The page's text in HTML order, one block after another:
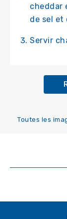
cheddar
de sel et
Servir
Toutes les